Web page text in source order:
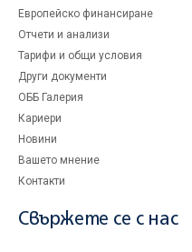
Европейско финансиране
Отчети и анализи
Тарифи и общи условия
Други документи
ОББ Галерия
Кариери
Новини
Вашето мнение
Контакти
Свържете се с нас